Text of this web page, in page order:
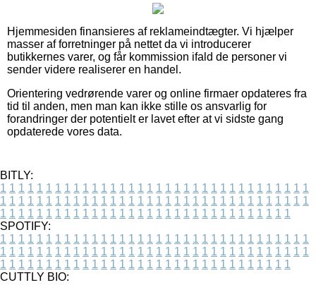
Hjemmesiden finansieres af reklameindtægter. Vi hjælper
masser af forretninger på nettet da vi introducerer
butikkernes varer, og får kommission ifald de personer vi
sender videre realiserer en handel.
Orientering vedrørende varer og online firmaer opdateres fra
tid til anden, men man kan ikke stille os ansvarlig for
forandringer der potentielt er lavet efter at vi sidste gang
opdaterede vores data.
BITLY:
1 1 1 1 1 1 1 1 1 1 1 1 1 1 1 1 1 1 1 1 1 1 1 1 1 1 1 1 1 1 1 1 1 1
1 1 1 1 1 1 1 1 1 1 1 1 1 1 1 1 1 1 1 1 1 1 1 1 1 1 1 1 1 1 1 1 1 1
1 1 1 1 1 1 1 1 1 1 1 1 1 1 1 1 1 1 1 1 1 1 1 1 1 1 1 1 1 1 1 1
SPOTIFY:
1 1 1 1 1 1 1 1 1 1 1 1 1 1 1 1 1 1 1 1 1 1 1 1 1 1 1 1 1 1 1 1 1 1
1 1 1 1 1 1 1 1 1 1 1 1 1 1 1 1 1 1 1 1 1 1 1 1 1 1 1 1 1 1 1 1 1 1
1 1 1 1 1 1 1 1 1 1 1 1 1 1 1 1 1 1 1 1 1 1 1 1 1 1 1 1 1 1 1 1
CUTTLY BIO: